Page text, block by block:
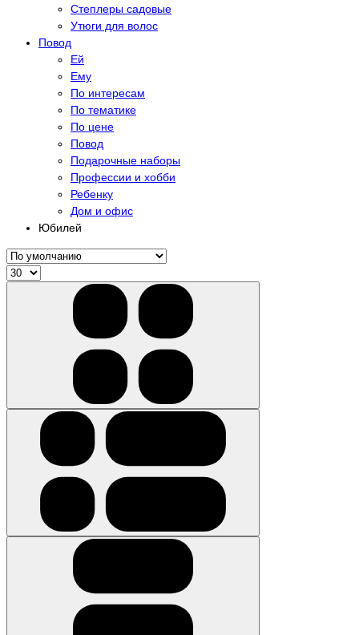
Степлеры садовые
Утюги для волос
Повод
Eй
Eму
По интересам
По тематике
По цене
Повод
Подарочные наборы
Профессии и хобби
Ребенку
Дом и офис
Юбилей